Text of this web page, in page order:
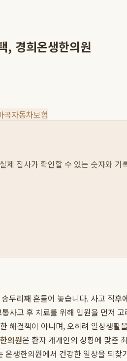
, 경희온생한의원
곡자동차보험
집사가 확인할 수 있는 숫자와
리째 흔들어 놓습니다. 사고 직
사고 후 치료를 위해 입원을 먼저
해결책이 아니며, 오히려 일상생
의원은 환자 개개인의 상황에 맞춘
생한의원에서 건강한 일상을 되찾